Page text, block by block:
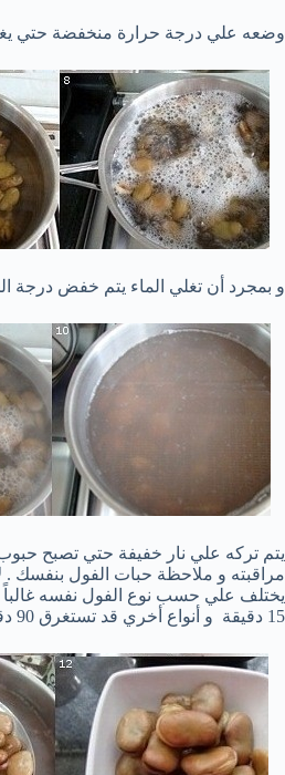
وضعه علي درجة حرارة منخفضة حتي
و بمجرد أن تغلي الماء يتم خفض درجة
يتم تركه علي نار خفيفة حتي تصبح
مراقبته و ملاحظة حبات الفول بنفسك .
يختلف علي حسب نوع الفول نفسه
15 دقيقة و أنواع أخري قد تستغرق 90 دقيقة .